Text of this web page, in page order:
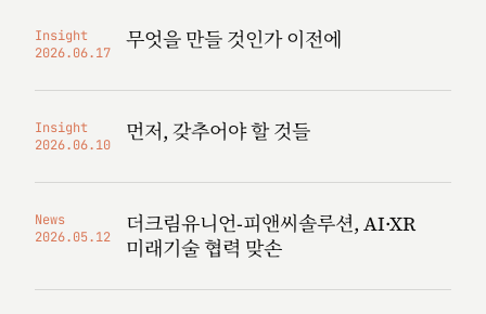
Insight
2026.06.17
무엇을 만들 것인가 이전에
Insight
2026.06.10
먼저, 갖추어야 할 것들
News
2026.05.12
더크림유니언-피앤씨솔루션, AI·XR
미래기술 협력 맞손